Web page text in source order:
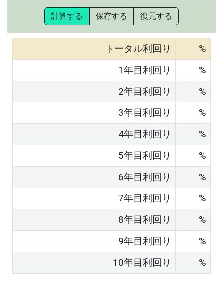
計算する 保存する 復元する
トータル利回り
%
1年目利回り
%
2年目利回り
%
3年目利回り
%
4年目利回り
%
5年目利回り
%
6年目利回り
%
7年目利回り
%
8年目利回り
%
9年目利回り
%
10年目利回り
%